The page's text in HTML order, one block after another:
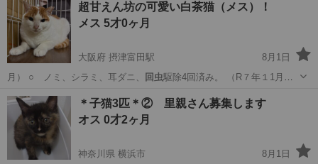
超甘えん坊の可愛い白茶猫（メス）！
メス 5才0ヶ月
大阪府 摂津富田駅
8月1日
月） ○ ノミ、シラミ、耳ダニ、
回虫駆除4回済み。 （R７年１1月、
大阪 高槻市 摂津富田駅 猫
＊子猫3匹＊② 里親さん募集します
オス 0才2ヶ月
神奈川県 横浜市
8月1日